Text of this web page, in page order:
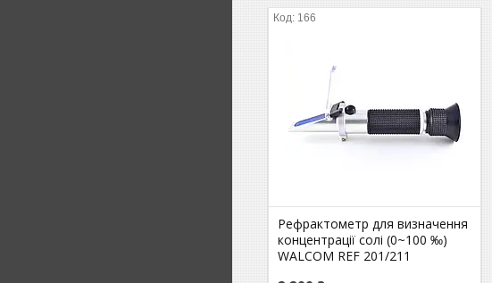
166
Рефрактометр для визначення
концентрації солі (0~100 ‰)
WALCOM REF 201/211